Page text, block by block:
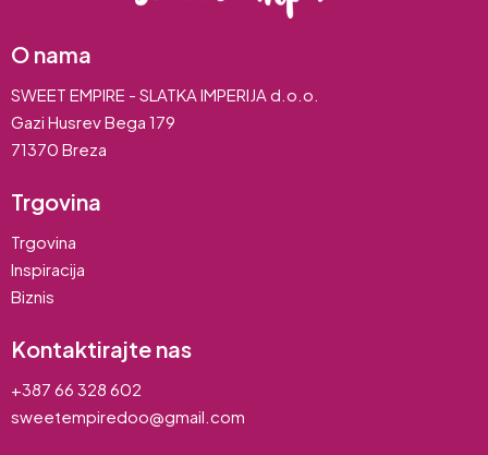
O nama
SWEET EMPIRE - SLATKA IMPERIJA d.o.o.
Gazi Husrev Bega 179
71370 Breza
Trgovina
Trgovina
Inspiracija
Biznis
Kontaktirajte nas
+387 66 328 602
sweetempiredoo@gmail.com